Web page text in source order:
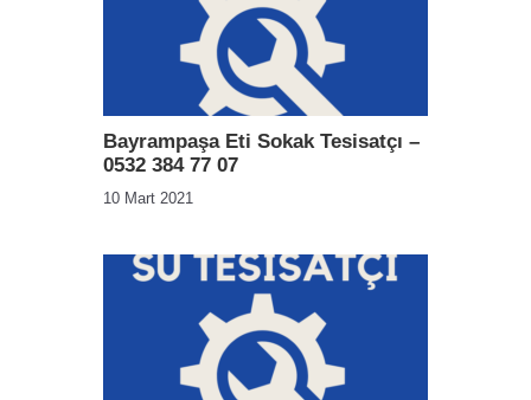
Bayrampaşa Eti Sokak Tesisatçı –
0532 384 77 07
10 Mart 2021